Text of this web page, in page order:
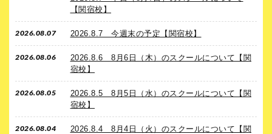
【関宿校】
2026.08.07 2026.8.7 今週末の予定【関宿校】
2026.08.06
2026.8.6 8月6日（木）のスクールについて【関
宿校】
2026.08.05
2026.8.5 8月5日（水）のスクールについて【関
宿校】
2026.08.04
2026.8.4 8月4日（火）のスクールについて【関